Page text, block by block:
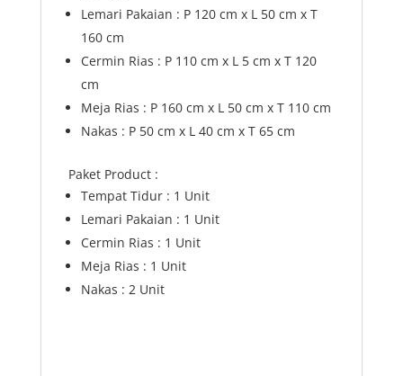
Lemari Pakaian : P 120 cm x L 50 cm x T
160 cm
Cermin Rias : P 110 cm x L 5 cm x T 120
cm
Meja Rias : P 160 cm x L 50 cm x T 110 cm
Nakas : P 50 cm x L 40 cm x T 65 cm
Paket Product :
Tempat Tidur : 1 Unit
Lemari Pakaian : 1 Unit
Cermin Rias : 1 Unit
Meja Rias : 1 Unit
Nakas : 2 Unit